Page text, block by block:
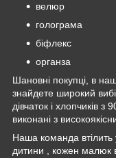
велюр
голограма
біфлекс
органза
Шановні покупці, в
знайдете широкий
дівчаток і хлопчиків
виконані з
Наша команда
дитини , кожен малюк